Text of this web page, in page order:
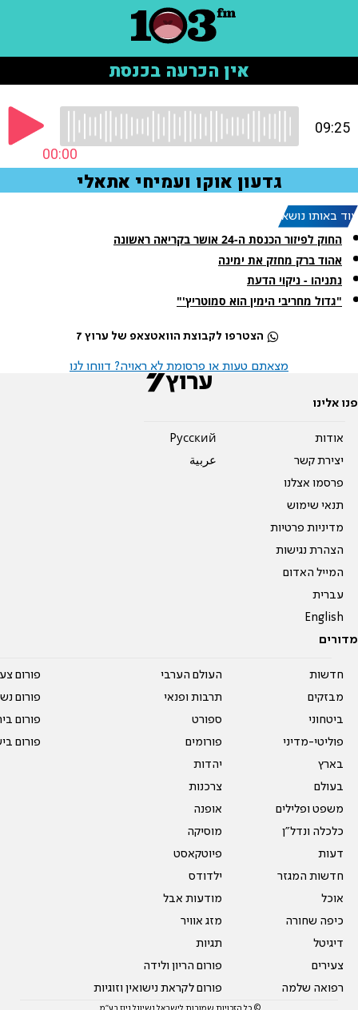
עוד באותו נושא:
החוק לפיזור הכנסת ה-24 אושר בקריאה ראשונה
אהוד ברק מחזק את ימינה
נתניהו - ניקוי הדעת
"גדול מחריבי הימין הוא סמוטריץ'"
הצטרפו לקבוצת הוואטצאפ של ערוץ 7
מצאתם טעות או פרסומת לא ראויה? דווחו לנו
פנו אלינו
אודות
יצירת קשר
פרסמו אצלנו
תנאי שימוש
מדיניות פרטיות
הצהרת נגישות
המייל האדום
עברית
English
Pусский
عربية
מדורים
חדשות
מבזקים
ביטחוני
פוליטי-מדיני
בארץ
בעולם
משפט ופלילים
כלכלה ונדל"ן
דעות
חדשות המגזר
אוכל
כיפה שחורה
דיגיטל
צעירים
רפואה שלמה
העולם הערבי
תרבות ופנאי
ספורט
פורומים
יהדות
צרכנות
אופנה
מוסיקה
פיוטקאסט
ילדודס
מודעות אבל
מזג אוויר
תגיות
פורום הריון ולידה
פורום לקראת נישואין וזוגיות
פורום
פורום
פורום
פורום